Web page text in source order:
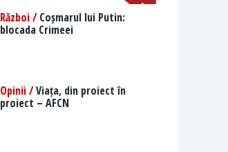
Război /Coșmarul lui Putin:
blocada Crimeei
Opinii /Viața, din proiect în
proiect – AFCN